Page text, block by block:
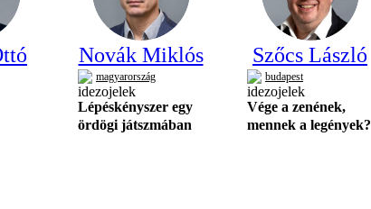
Novák Miklós
magyarország
Lépéskényszer egy
ördögi játszmában
Szőcs László
budapest
Vége a zenének,
mennek a legények?